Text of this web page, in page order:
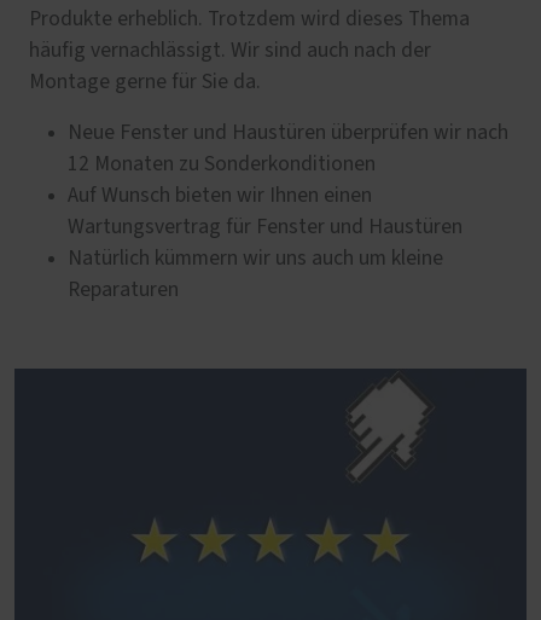
Produkte erheblich. Trotzdem wird dieses Thema
häufig vernachlässigt. Wir sind auch nach der
Montage gerne für Sie da.
Neue Fenster und Haustüren überprüfen wir nach
12 Monaten zu Sonderkonditionen
Auf Wunsch bieten wir Ihnen einen
Wartungsvertrag für Fenster und Haustüren
Natürlich kümmern wir uns auch um kleine
Reparaturen